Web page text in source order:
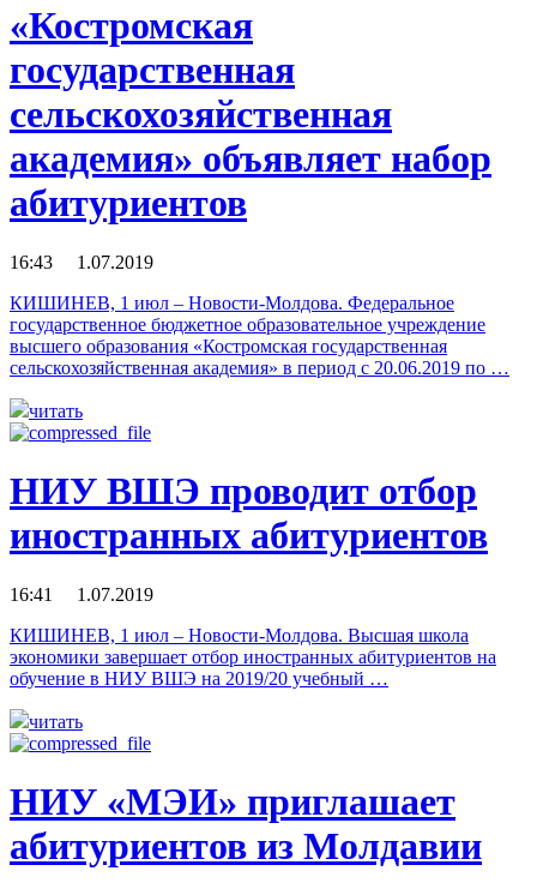
«Костромская
государственная
сельскохозяйственная
академия» объявляет набор
абитуриентов
16:43 1.07.2019
КИШИНЕВ, 1 июл – Новости-Молдова. Федеральное
государственное бюджетное образовательное учреждение
высшего образования «Костромская государственная
сельскохозяйственная академия» в период с 20.06.2019 по …
читать
НИУ ВШЭ проводит отбор
иностранных абитуриентов
16:41 1.07.2019
КИШИНЕВ, 1 июл – Новости-Молдова. Высшая школа
экономики завершает отбор иностранных абитуриентов на
обучение в НИУ ВШЭ на 2019/20 учебный …
читать
НИУ «МЭИ» приглашает
абитуриентов из Молдавии